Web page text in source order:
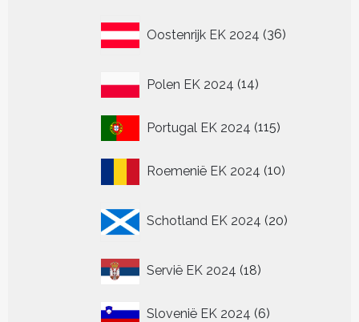
Oostenrijk EK 2024 36
producten
Polen EK 2024 1414
Portugal EK 2024 115115
Roemenië EK 2024 1010
Schotland EK 2024 20
producten
Servië EK 2024 1818
Slovenië EK 2024 66